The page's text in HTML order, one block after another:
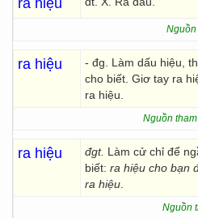
ra hiệu
ra hiệu
- đg. Làm dấu hiệu,
cho biết. Giơ tay ra
ra hiệu.
Nguồn
ra hiệu đgt. Làm cử chỉ để
biết: ra hiệu cho bạn
ra hiệu
Nguồn